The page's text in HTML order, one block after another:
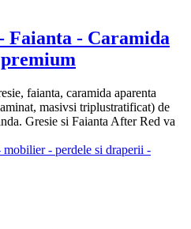
Faianta - Caramida
faianta, caramida aparenta
masivsi triplustratificat) de
Gresie si Faianta After Red va